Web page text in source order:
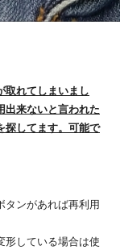
取れてしまいまし
出来ないと言われた
探してます。可能で
ンがあれば再利用
形している場合は使